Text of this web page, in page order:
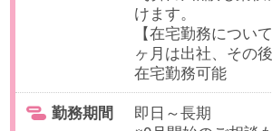
新宿駅 徒歩6分 / 新宿三丁目
駅 徒歩2分 / 新宿御苑前駅 徒
9:00～17:00（休憩60分／実働7時
間）
残業 ありません。